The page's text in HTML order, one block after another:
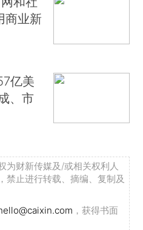
商业新
亿美
、市
为财新传媒及/或相关权利人
禁止进行转载、摘编、复制及
，获得书面